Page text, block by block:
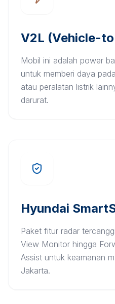
V2L (Vehicle-
Mobil ini adalah power
untuk memberi daya
atau peralatan listrik
darurat.
Hyundai
Paket fitur radar
View Monitor hingga
Assist untuk keamanan
Jakarta.